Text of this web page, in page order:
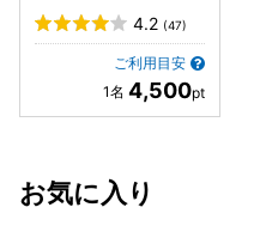
4.2 (47)
ご利用目安
4,500
お気に入り